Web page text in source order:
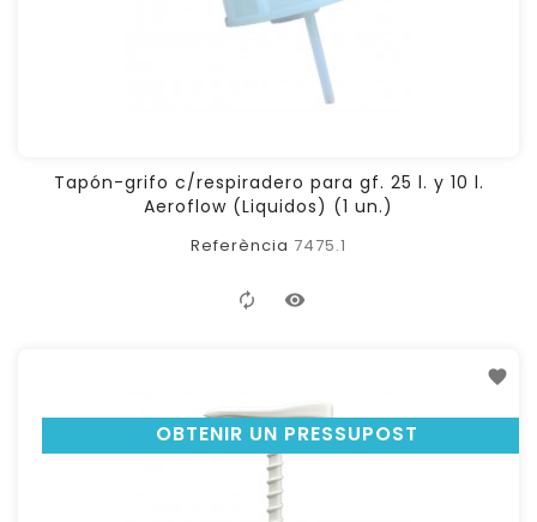
Tapón-grifo c/respiradero para gf. 25 l. y 10 l.
Aeroflow (Liquidos) (1 un.)
Referència 7475.1
OBTENIR UN PRESSUPOST